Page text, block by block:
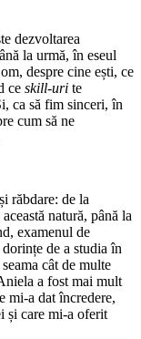
dezvoltarea
la urmă, în eseul
despre cine ești, ce
ce skill-uri te
ca să fim sinceri, în
cum să ne
răbdare: de la
natură, până la
examenul de
de a studia în
cât de multe
a fost mai mult
mi-a dat încredere,
și care mi-a oferit